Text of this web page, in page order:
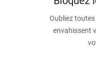
Oubliez
envahissent